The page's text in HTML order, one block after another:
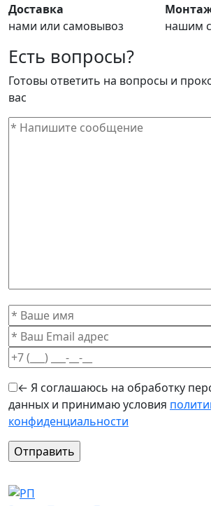
Доставка
нами или самовывоз
нашим
Есть вопросы?
Готовы ответить на вопросы и
вас
← Я соглашаюсь на обработку
данных и принимаю условия
конфиденциальности
Оставьте это поле пустым.